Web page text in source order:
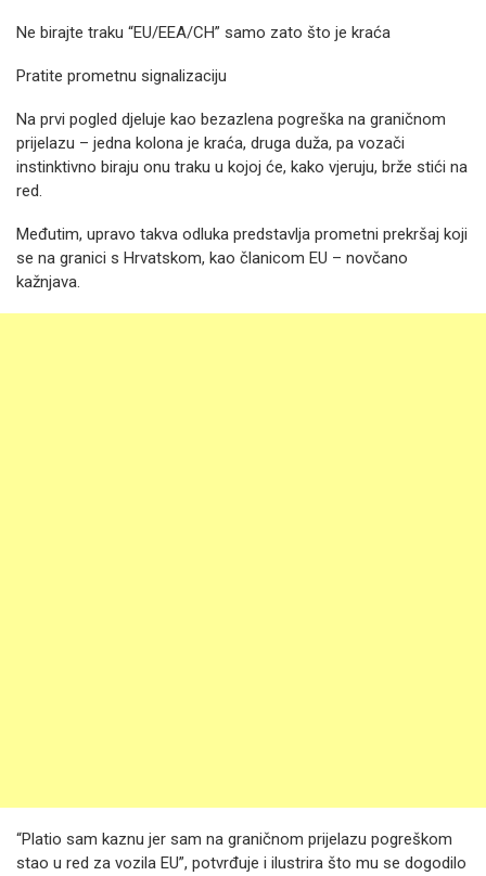
Ne birajte traku “EU/EEA/CH” samo zato što je kraća
Pratite prometnu signalizaciju
Na prvi pogled djeluje kao bezazlena pogreška na graničnom
prijelazu – jedna kolona je kraća, druga duža, pa vozači
instinktivno biraju onu traku u kojoj će, kako vjeruju, brže stići na
red.
Međutim, upravo takva odluka predstavlja prometni prekršaj koji
se na granici s Hrvatskom, kao članicom EU – novčano
kažnjava.
“Platio sam kaznu jer sam na graničnom prijelazu pogreškom
stao u red za vozila EU”, potvrđuje i ilustrira što mu se dogodilo